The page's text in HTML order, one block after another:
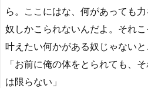
ら。ここにはな、何があっても
奴しかこられないんだよ。それ
叶えたい何かがある奴じゃないと
「お前に俺の体をとられても、
は限らない」